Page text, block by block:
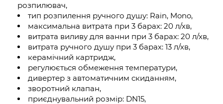
розпилювач,
тип розпилення ручного душу: Rain, Mono,
максимальна витрата при 3 барах: 20 л/хв,
витрата виливу для ванни при 3 барах: 20 л/хв,
витрата ручного душу при 3 барах: 13 л/хв,
керамічний картридж,
регулюється обмеження температури,
дивертер з автоматичним скиданням,
зворотний клапан,
приєднувальний розмір: DN15,